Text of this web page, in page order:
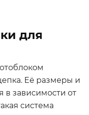
для
Её размеры и
в зависимости от
система